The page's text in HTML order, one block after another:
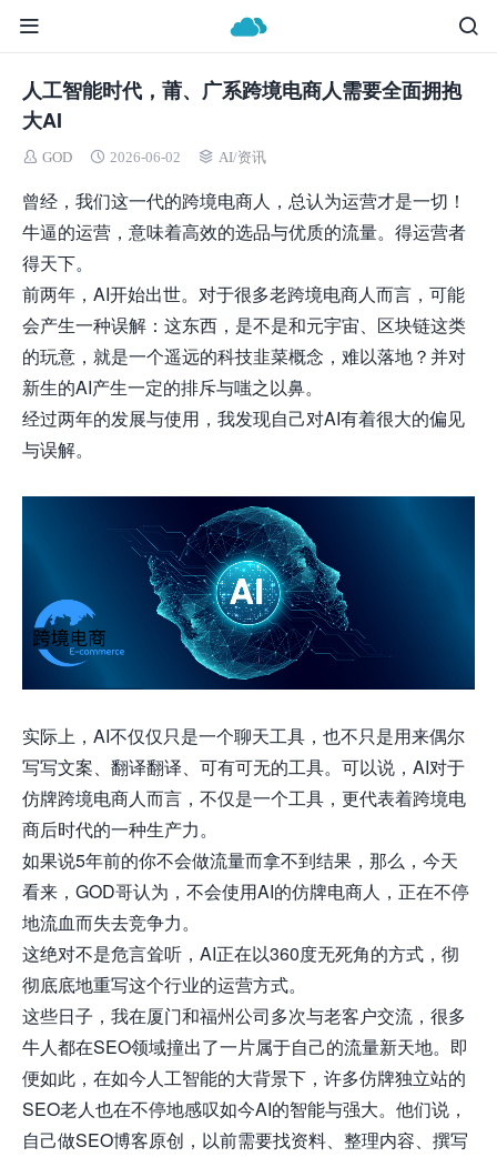
人工智能时代，莆、广系跨境电商人需要全面拥抱
大AI
GOD 2026-06-02 AI/资讯
曾经，我们这一代的跨境电商人，总认为运营才是一切！
牛逼的运营，意味着高效的选品与优质的流量。得运营者
得天下。
前两年，AI开始出世。对于很多老跨境电商人而言，可能
会产生一种误解：这东西， 是不是和元宇宙、区块链这类
的玩意，就是一个遥远的科技韭菜概念，难以落地？并对
新生的AI产生一定的排斥与嗤之以鼻。
经过两年的发展与使用，我发现自己对AI有着很大的偏见
与误解。
实际上，AI不仅仅只是一个聊天工具，也不只是用来偶尔
写写文案、翻译翻译、可有可无的工具。可以说，AI对于
仿牌跨境电商人而言，不仅是一个工具，更代表着跨境电
商后时代的一种生产力。
如果说5年前的你不会做流量而拿不到结果，那么，今天
看来，GOD哥认为，不会使用AI的仿牌电商人，正在不停
地流血而失去竞争力。
这绝对不是危言耸听，AI正在以360度无死角的方式，彻
彻底底地重写这个行业的运营方式。
这些日子，我在厦门和福州公司多次与老客户交流，很多
牛人都在SEO领域撞出了一片属于自己的流量新天地。即
便如此，在如今人工智能的大背景下，许多仿牌独立站的
SEO老人也在不停地感叹如今AI的智能与强大。他们说，
自己做SEO博客原创，以前需要找资料、整理内容、撰写